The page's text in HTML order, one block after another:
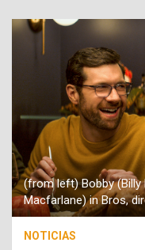
(from left) Bobby (Billy
Macfarlane) in Bros,
NOTICIAS